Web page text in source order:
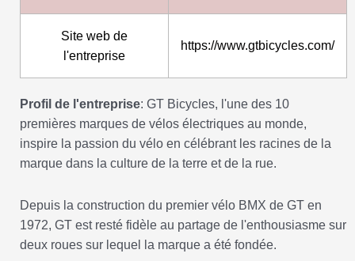
Site web de
l'entreprise
https://www.gtbicycles.com/
Profil de l'entreprise: GT Bicycles, l'une des 10
premières marques de vélos électriques au monde,
inspire la passion du vélo en célébrant les racines de la
marque dans la culture de la terre et de la rue.
Depuis la construction du premier vélo BMX de GT en
1972, GT est resté fidèle au partage de l'enthousiasme sur
deux roues sur lequel la marque a été fondée.